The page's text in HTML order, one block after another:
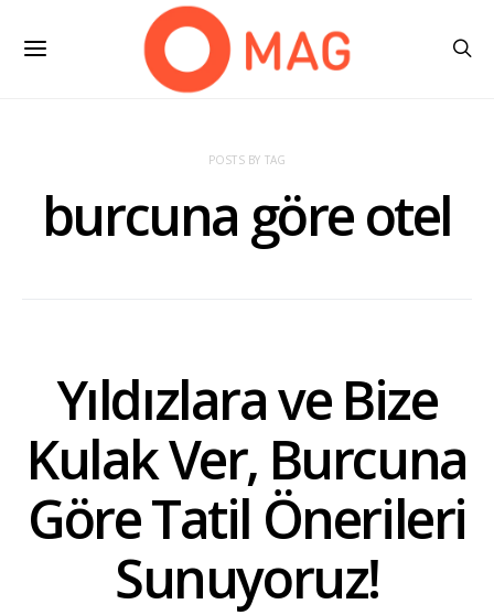
POSTS BY TAG
burcuna göre otel
Yıldızlara ve Bize
Kulak Ver, Burcuna
Göre Tatil Önerileri
Sunuyoruz!